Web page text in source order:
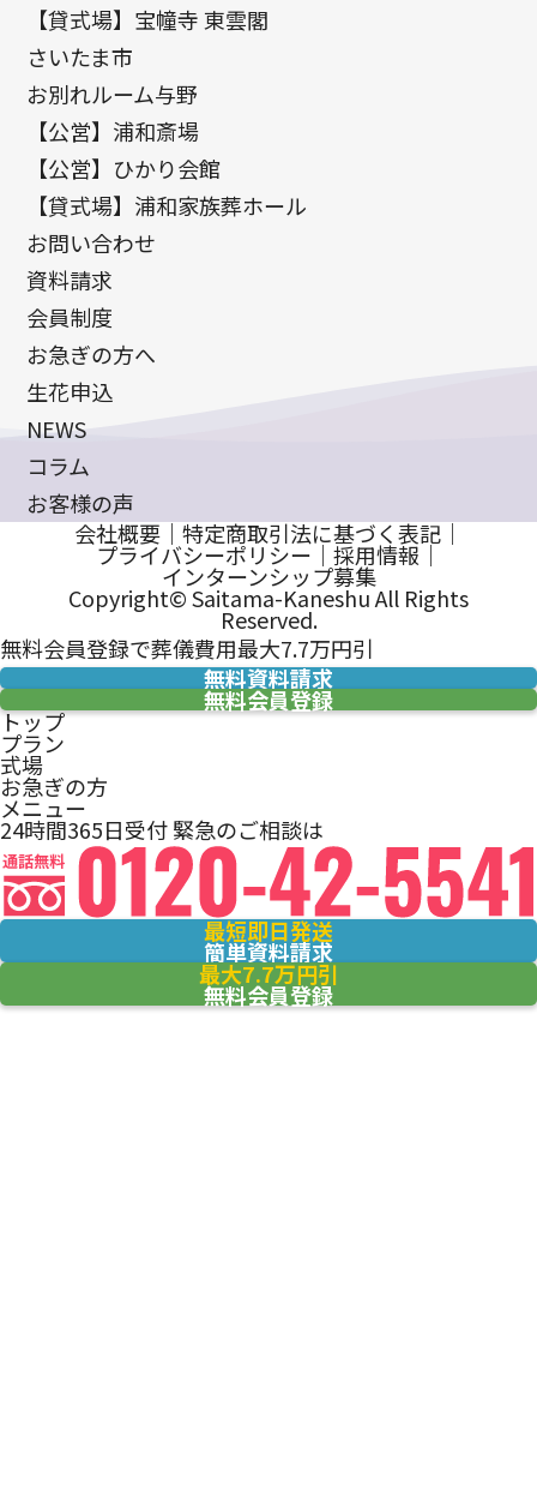
【貸式場】宝幢寺 東雲閣
さいたま市
お別れルーム与野
【公営】浦和斎場
【公営】ひかり会館
【貸式場】浦和家族葬ホール
お問い合わせ
資料請求
会員制度
お急ぎの方へ
生花申込
NEWS
コラム
お客様の声
会社概要 ｜ 特定商取引法に基づく表記 ｜
プライバシーポリシー ｜ 採用情報 ｜
インターンシップ募集
Copyright© Saitama-Kaneshu All Rights
Reserved.
無料会員登録で葬儀費用最大7.7万円引
無料資料請求
無料会員登録
トップ
プラン
式場
お急ぎの方
メニュー
24時間365日受付緊急のご相談は
最短即日発送
簡単資料請求
最大7.7万円引
無料会員登録